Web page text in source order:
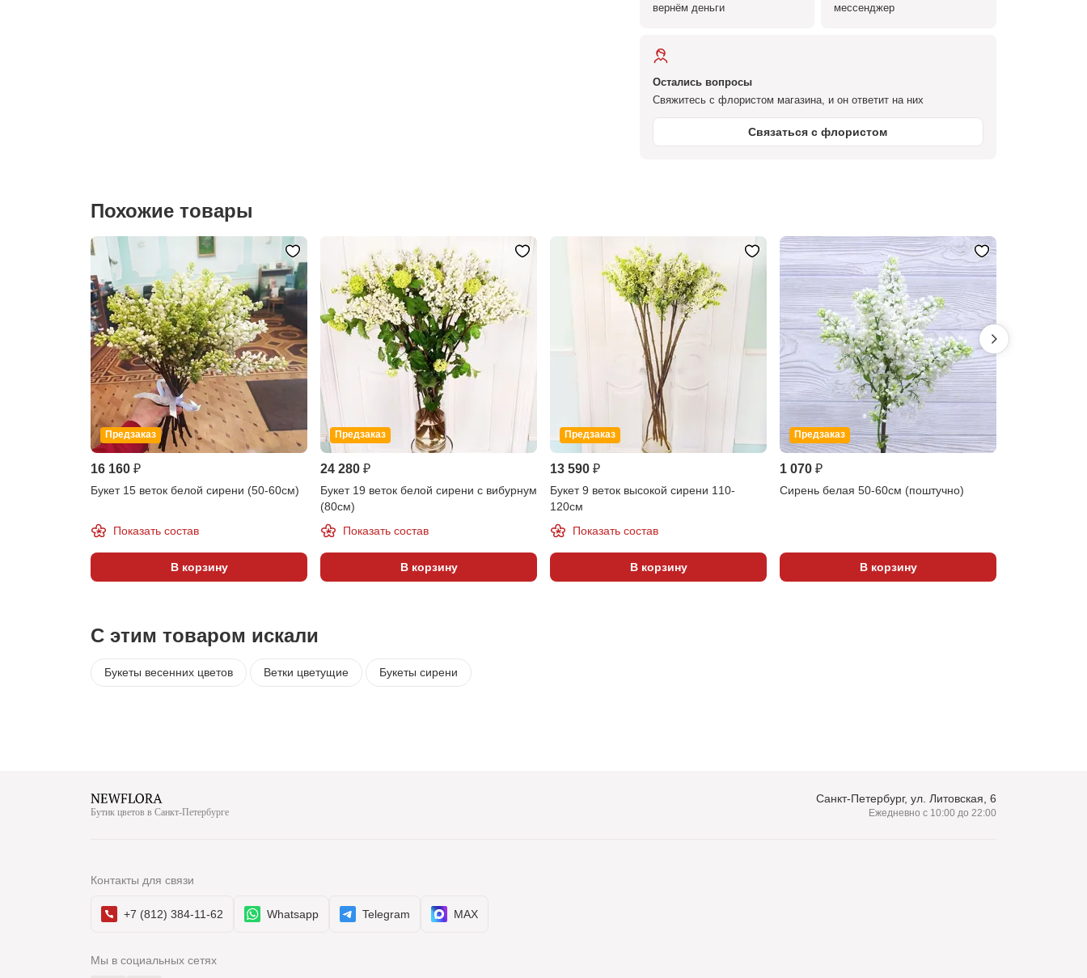
вернём деньги
мессенджер
Остались вопросы
Свяжитесь с флористом магазина, и он ответит на них
Связаться с флористом
Похожие товары
Предзаказ
16 160 ₽
Букет 15 веток белой сирени (50-60см)
Показать состав
В корзину
Предзаказ
24 280 ₽
Букет 19 веток белой сирени с вибурнум
(80см)
Показать состав
В корзину
Предзаказ
13 590 ₽
Букет 9 веток высокой сирени 110-
120см
Показать состав
В корзину
Предзаказ
1 070 ₽
Сирень белая 50-60см (поштучно)
В корзину
С этим товаром искали
Букеты весенних цветов Ветки цветущие Букеты сирени
Бутик цветов в Санкт-Петербурге
Санкт-Петербург, ул. Литовская, 6
Ежедневно с 10:00 до 22:00
Контакты для связи
+7 (812) 384-11-62 Whatsapp Telegram MAX
Мы в социальных сетях